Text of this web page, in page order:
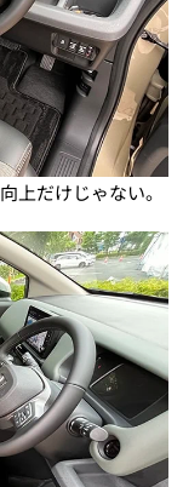
上だけじゃない。